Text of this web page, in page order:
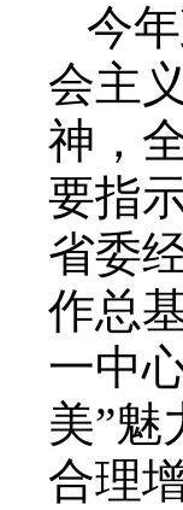
今
会主
神，
要指
省委
作总
一中
美”魅
合理